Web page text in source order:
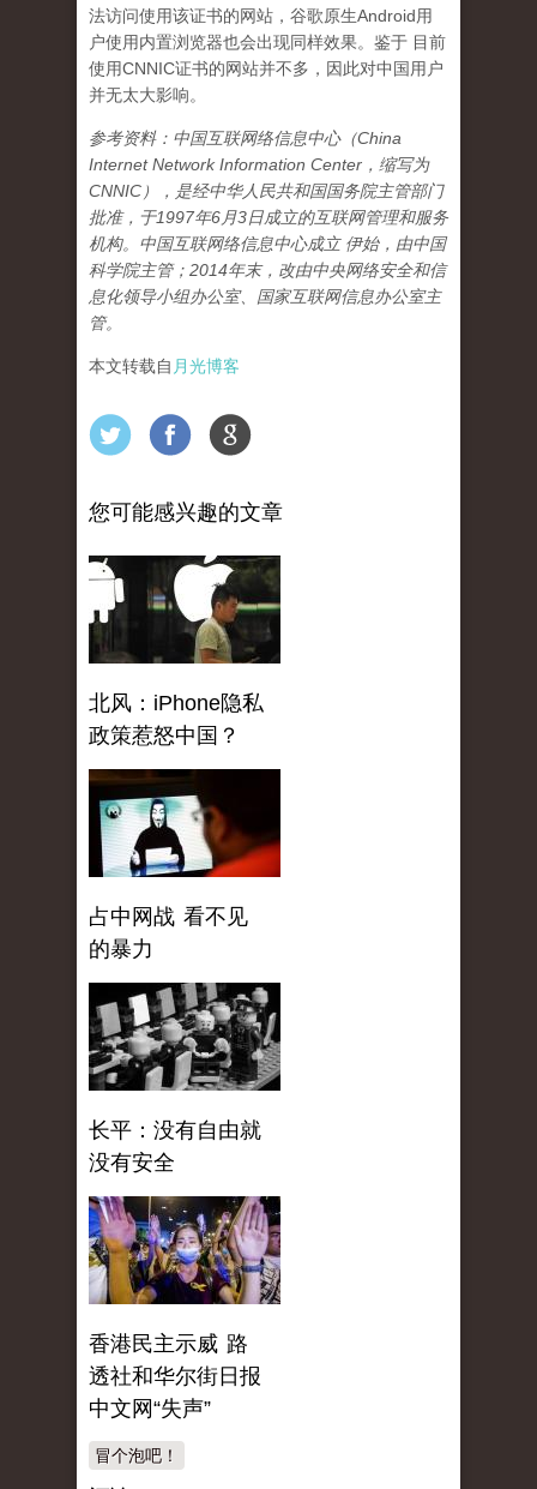
法访问使用该证书的网站，谷歌原生Android用
户使用内置浏览器也会出现同样效果。鉴于 目前
使用CNNIC证书的网站并不多，因此对中国用户
并无太大影响。
参考资料：中国互联网络信息中心（China
Internet Network Information Center，缩写为
CNNIC），是经中华人民共和国国务院主管部门
批准，于1997年6月3日成立的互联网管理和服务
机构。中国互联网络信息中心成立 伊始，由中国
科学院主管；2014年末，改由中央网络安全和信
息化领导小组办公室、国家互联网信息办公室主
管。
本文转载自 月光博客
您可能感兴趣的文章
北风：iPhone隐私
政策惹怒中国？
占中网战 看不见
的暴力
长平：没有自由就
没有安全
香港民主示威 路
透社和华尔街日报
中文网“失声”
冒个泡吧！